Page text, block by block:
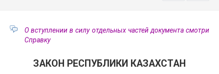
О вступлении в силу отдельных частей документа смотри
Справку
ЗАКОН РЕСПУБЛИКИ КАЗАХСТАН